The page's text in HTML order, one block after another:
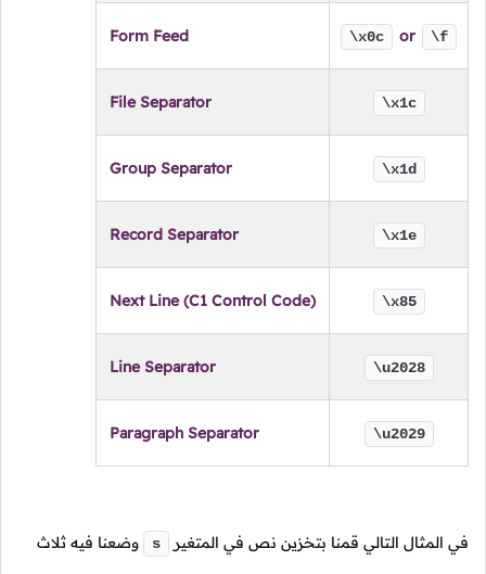
\f
or
\x0c
Form Feed
\x1c
File Separator
\x1d
Group Separator
\x1e
Record Separator
\x85
Next Line (C1 Control Code)
\u2028
Line Separator
\u2029
Paragraph Separator
في المثال التالي قمنا بتخزين نص في المتغير s وضعنا فيه ثلاث